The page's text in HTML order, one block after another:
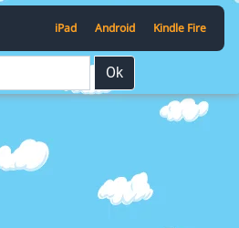
iPad Android Kindle Fire
Ok